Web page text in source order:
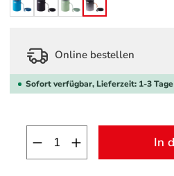
bright bluechalk stripes
jade greensailor stripes
Online bestellen
Sofort verfügbar, Lieferzeit: 1-3 Tage
Produkt Anzahl: In